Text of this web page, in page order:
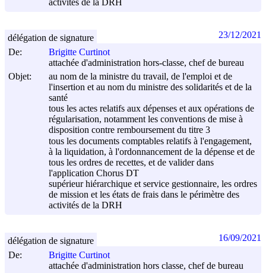
activités de la DRH
De:
Brigitte Curtinot
attachée d'administration hors-classe, chef de bureau
Objet:
au nom de la ministre du travail, de l'emploi et de
l'insertion et au nom du ministre des solidarités et de la
santé
tous les actes relatifs aux dépenses et aux opérations de
régularisation, notamment les conventions de mise à
disposition contre remboursement du titre 3
tous les documents comptables relatifs à l'engagement,
à la liquidation, à l'ordonnancement de la dépense et de
tous les ordres de recettes, et de valider dans
l'application Chorus DT
supérieur hiérarchique et service gestionnaire, les ordres
de mission et les états de frais dans le périmètre des
activités de la DRH
délégation de signature 23/12/2021
De:
Brigitte Curtinot
attachée d'administration hors classe, chef de bureau
délégation de signature 16/09/2021